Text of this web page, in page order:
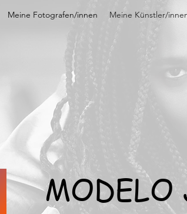
Meine Fotografen/innen Meine Künstler/
MODELO